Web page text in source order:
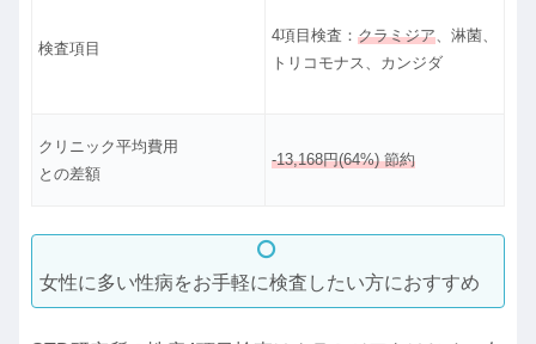
検査項目
4項目検査： クラミジア、淋菌、
トリコモナス、カンジダ
クリニック平均費用
との差額
-13,168円(64%) 節約
女性に多い性病をお手軽に検査したい方におすすめ